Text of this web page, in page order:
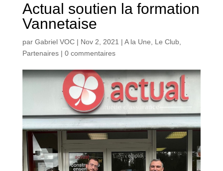
Actual soutien la formation
Vannetaise
par Gabriel VOC| Nov 2, 2021 | A la Une, Le Club,
Partenaires| 0 commentaires